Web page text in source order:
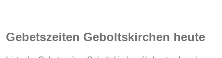
Gebetszeiten Geboltskirchen heute